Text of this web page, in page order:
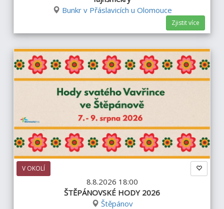
Bunkr v Přáslavicích u Olomouce
Zjistit více
V OKOLÍ
8.8.2026 18:00
ŠTĚPÁNOVSKÉ HODY 2026
Štěpánov